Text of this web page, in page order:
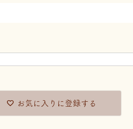
お気に入りに登録する